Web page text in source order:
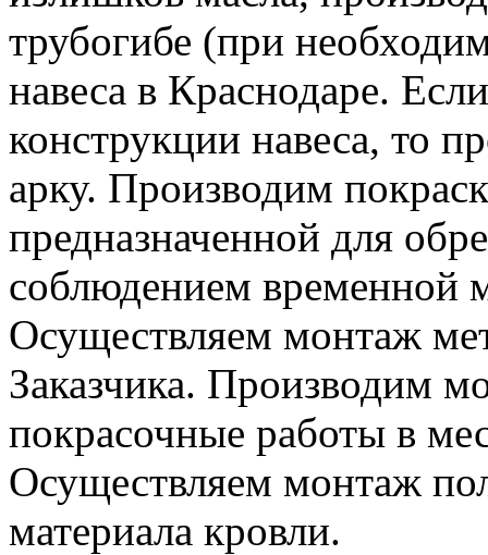
трубогибе (при
навеса в Краснодаре.
конструкции навеса, то
арку. Производим
предназначенной для
соблюдением временной
Осуществляем монтаж
Заказчика. Производим
покрасочные работы в
Осуществляем монтаж
материала кровли.